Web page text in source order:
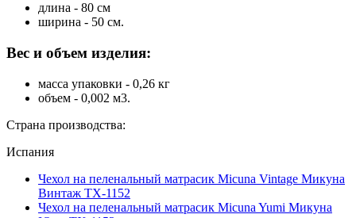
длина - 80 см
ширина - 50 см.
Вес и объем изделия:
масса упаковки - 0,26 кг
объем - 0,002 м3.
Страна производства:
Испания
Чехол на пеленальный матрасик Micuna Vintage Микуна
Винтаж TX-1152
Чехол на пеленальный матрасик Micuna Yumi Микуна